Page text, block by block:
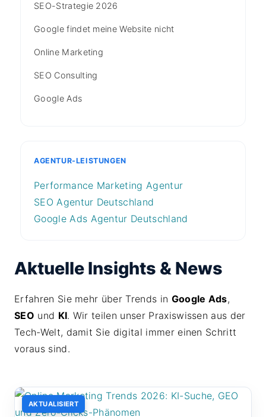
SEO-Strategie 2026
Google findet meine Website nicht
Online Marketing
SEO Consulting
Google Ads
AGENTUR-LEISTUNGEN
Performance Marketing Agentur
SEO Agentur Deutschland
Google Ads Agentur Deutschland
Aktuelle Insights & News
Erfahren Sie mehr über Trends in Google Ads,
SEO und KI. Wir teilen unser Praxiswissen aus der
Tech-Welt, damit Sie digital immer einen Schritt
voraus sind.
AKTUALISIERT